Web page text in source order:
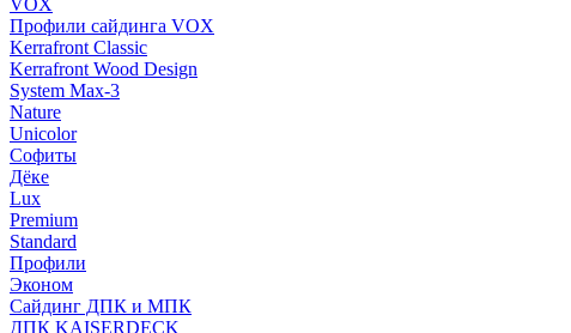
VOX
Профили сайдинга VOX
Kerrafront Classic
Kerrafront Wood Design
System Max-3
Nature
Unicolor
Софиты
Дёке
Lux
Premium
Standard
Профили
Эконом
Сайдинг ДПК и МПК
ДПК KAISERDECK